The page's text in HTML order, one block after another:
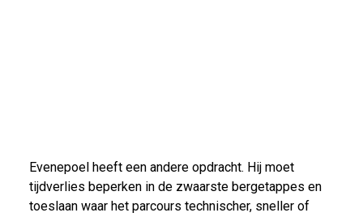
Evenepoel heeft een andere opdracht. Hij moet
tijdverlies beperken in de zwaarste bergetappes en
toeslaan waar het parcours technischer, sneller of